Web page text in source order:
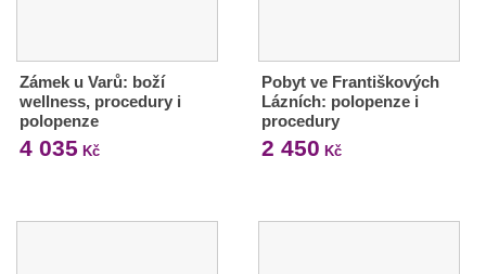
Zámek u Varů: boží
wellness, procedury i
polopenze
4 035 Kč
Pobyt ve Františkových
Lázních: polopenze i
procedury
2 450 Kč